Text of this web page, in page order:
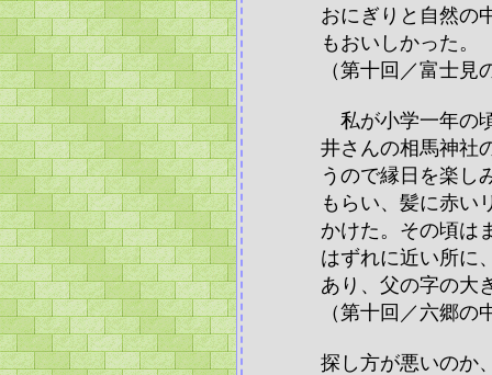
おにぎりと自然の
もおいしかった。
（第十回／富士見
私が小学一年の
井さんの相馬神社
うので縁日を楽し
もらい、髪に赤い
かけた。その頃は
はずれに近い所に
あり、父の字の大
（第十回／六郷の
探し方が悪いのか